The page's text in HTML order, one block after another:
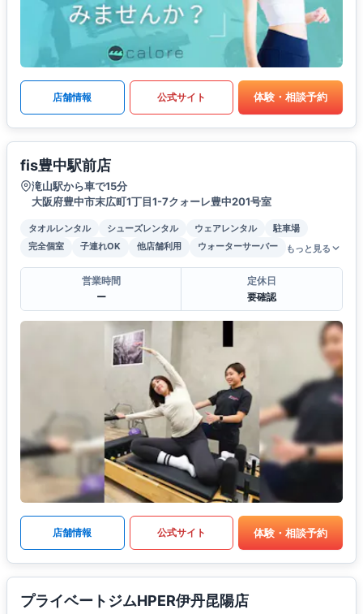
店舗情報 公式サイト 体験・相談予約
fis豊中駅前店
滝山駅から車で15分
大阪府豊中市末広町1丁目1-7クォーレ豊中201号室
タオルレンタル シューズレンタル ウェアレンタル
駐車場
完全個室
子連れOK 他店舗利用 ウォーターサーバー もっと見る
営業時間
ー
定休日
要確認
店舗情報 公式サイト 体験・相談予約
プライベートジムHPER伊丹昆陽店